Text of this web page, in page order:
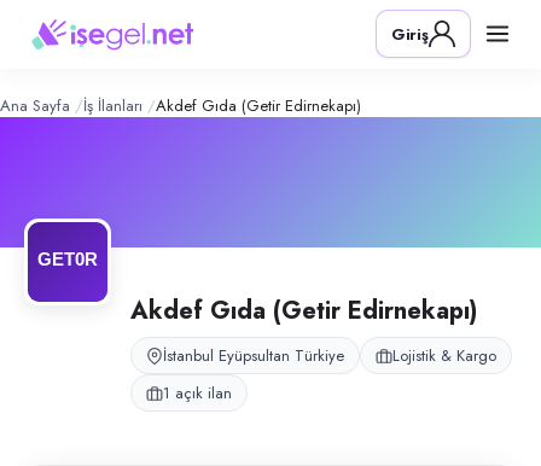
Gıda (Getir Edirnekapı)–
Konum:
Akdef Gıda, İstanbul Eyüpsultan Edirnekapı'daki Getir deposunu
Giriş
Ana Sayfa İş İlanları Akdef Gıda (Getir Edirnekapı)
Akdef Gıda (Getir Edirnekapı)
İstanbul Eyüpsultan Türkiye
Lojistik & Kargo
1 açık ilan